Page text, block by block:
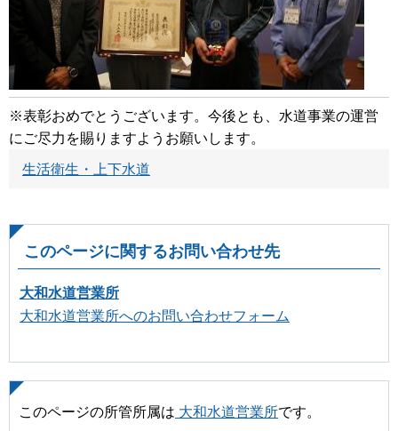
※表彰おめでとうございます。今後とも、水道事業の運営
にご尽力を賜りますようお願いします。
生活衛生・上下水道
このページに関するお問い合わせ先
大和水道営業所
大和水道営業所へのお問い合わせフォーム
このページの所管所属は 大和水道営業所です。